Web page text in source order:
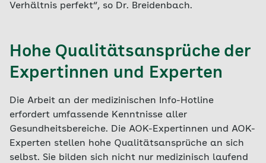
Verhältnis perfekt“, so Dr. Breidenbach.
Hohe Qualitätsansprüche der
Expertinnen und Experten
Die Arbeit an der medizinischen Info-Hotline
erfordert umfassende Kenntnisse aller
Gesundheitsbereiche. Die AOK-Expertinnen und AOK-
Experten stellen hohe Qualitätsansprüche an sich
selbst. Sie bilden sich nicht nur medizinisch laufend